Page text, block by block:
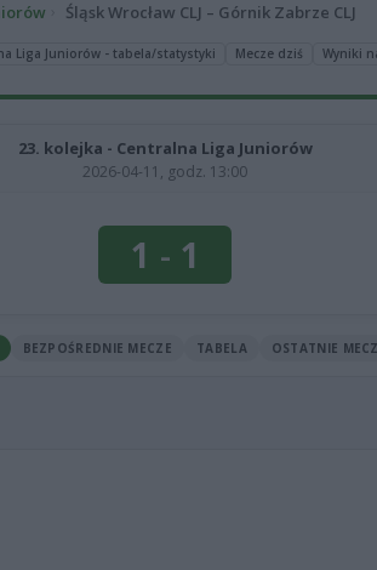
Śląsk Wrocław CLJ – Górnik Zabrze CLJ
Liga Juniorów - tabela/statystyki Mecze dziś Wyniki
23. kolejka - Centralna Liga Juniorów
2026-04-11, godz. 13:00
1 - 1
BEZPOŚREDNIE MECZE TABELA OSTATNIE